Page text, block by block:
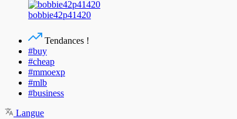
bobbie42p41420
Tendances !
#buy
#cheap
#mmoexp
#mlb
#business
Langue